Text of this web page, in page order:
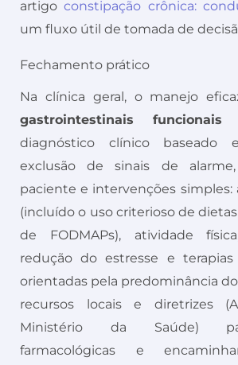
artigoconstipação crônica:
um fluxo útil de tomada de
Fechamento prático
Na clínica geral, o manejo
gastrointestinais funcionais
diagnóstico clínico baseado
exclusão de sinais de
paciente e intervenções
(incluído o uso criterioso de
de FODMAPs), atividade
redução do estresse e terapias
orientadas pela predominância
recursos locais e diretrizes
Ministério da Saúde)
farmacológicas e